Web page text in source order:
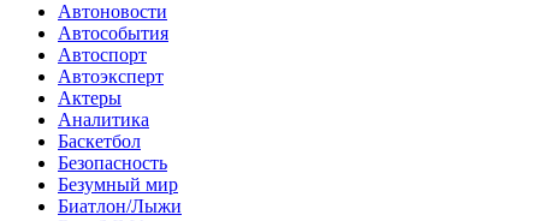
Автоновости
Автособытия
Автоспорт
Автоэксперт
Актеры
Аналитика
Баскетбол
Безопасность
Безумный мир
Биатлон/Лыжи